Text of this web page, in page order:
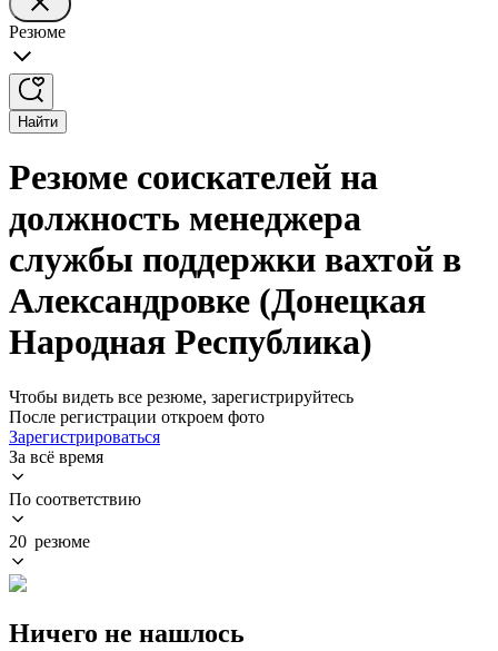
Резюме
Найти
Резюме соискателей на
должность менеджера
службы поддержки вахтой в
Александровке (Донецкая
Народная Республика)
Чтобы видеть все резюме, зарегистрируйтесь
После регистрации откроем фото
Зарегистрироваться
За всё время
По соответствию
20 резюме
Ничего не нашлось